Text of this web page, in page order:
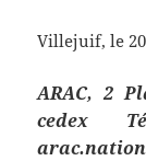
Villejuif, le
ARAC, 2
cedex